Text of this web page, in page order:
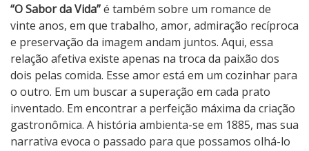
“O Sabor da Vida”é também sobre um romance de
vinte anos, em que trabalho, amor, admiração recíproca
e preservação da imagem andam juntos. Aqui, essa
relação afetiva existe apenas na troca da paixão dos
dois pelas comida. Esse amor está em um cozinhar para
o outro. Em um buscar a superação em cada prato
inventado. Em encontrar a perfeição máxima da criação
gastronômica. A história ambienta-se em 1885, mas sua
narrativa evoca o passado para que possamos olhá-lo